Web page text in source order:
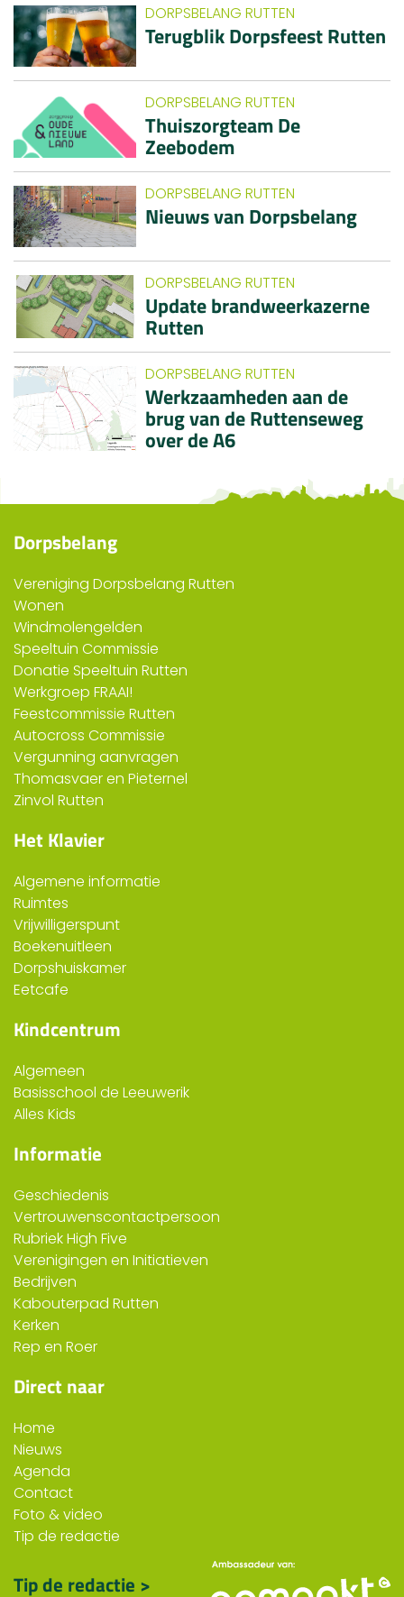
DORPSBELANG RUTTEN
Terugblik Dorpsfeest Rutten
DORPSBELANG RUTTEN
Thuiszorgteam De
Zeebodem
DORPSBELANG RUTTEN
Nieuws van Dorpsbelang
DORPSBELANG RUTTEN
Update brandweerkazerne
Rutten
DORPSBELANG RUTTEN
Werkzaamheden aan de
brug van de Ruttenseweg
over de A6
Dorpsbelang
Vereniging Dorpsbelang Rutten
Wonen
Windmolengelden
Speeltuin Commissie
Donatie Speeltuin Rutten
Werkgroep FRAAI!
Feestcommissie Rutten
Autocross Commissie
Vergunning aanvragen
Thomasvaer en Pieternel
Zinvol Rutten
Het Klavier
Algemene informatie
Ruimtes
Vrijwilligerspunt
Boekenuitleen
Dorpshuiskamer
Eetcafe
Kindcentrum
Algemeen
Basisschool de Leeuwerik
Alles Kids
Informatie
Geschiedenis
Vertrouwenscontactpersoon
Rubriek High Five
Verenigingen en Initiatieven
Bedrijven
Kabouterpad Rutten
Kerken
Rep en Roer
Direct naar
Home
Nieuws
Agenda
Contact
Foto & video
Tip de redactie
Tip de redactie >